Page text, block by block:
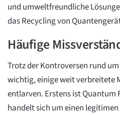
und umweltfreundliche
das Recycling von
Häufige
Trotz der Kontroversen rund
wichtig, einige weit verbreitete
entlarven. Erstens ist Quantum
handelt sich um einen